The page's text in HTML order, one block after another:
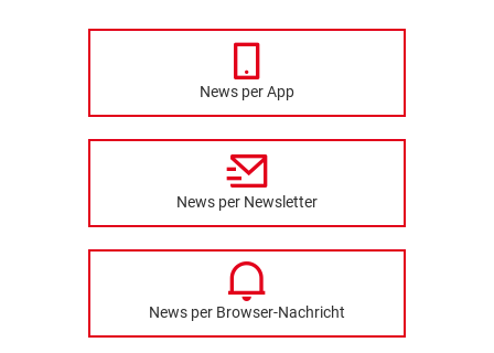
News per App
News per Newsletter
News per Browser-Nachricht